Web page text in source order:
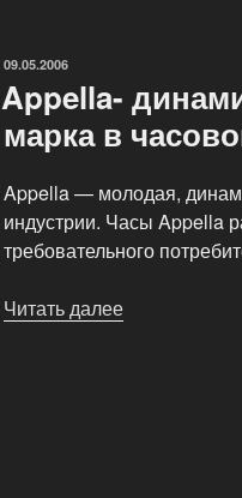
ОПУБЛИКОВАНО
09.05.2006
Appella-
марка в
Appella — молодая,
индустрии. Часы Appella
требовательного
Читать далее